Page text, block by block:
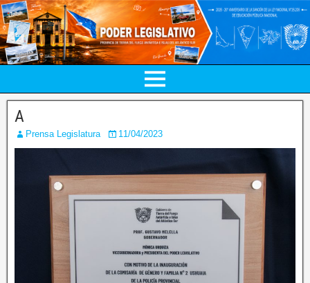
A
Prensa Legislatura 11/04/2023